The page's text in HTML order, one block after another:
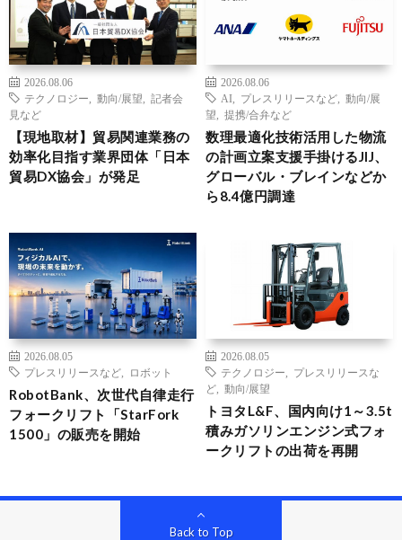
2026.08.06
テクノロジー
動向/展望
記者会
見など
【現地取材】貿易関連業務の
効率化目指す業界団体「日本
貿易DX協会」が発足
2026.08.06
AI
プレスリリースなど
動向/展
望
提携/合弁など
数理最適化技術活用した物流
の計画立案支援手掛けるJIJ、
グローバル・ブレインなどか
ら8.4億円調達
2026.08.05
プレスリリースなど
ロボット
RobotBank、次世代自律走行
フォークリフト「StarFork
1500」の販売を開始
2026.08.05
テクノロジー
プレスリリースな
ど
動向/展望
トヨタL&F、国内向け1～3.5t
積みガソリンエンジン式フォ
ークリフトの出荷を再開
Back to Top